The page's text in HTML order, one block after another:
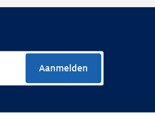
Aanmelden